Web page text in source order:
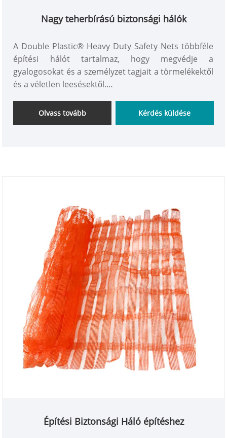
Nagy teherbírású biztonsági hálók
A Double Plastic® Heavy Duty Safety Nets többféle
építési hálót tartalmaz, hogy megvédje a
gyalogosokat és a személyzet tagjait a törmelékektől
és a véletlen leesésektől.
olyan egyedi biztonsági megoldásokra
specializálódott, amelyek megfelelnek a
Olvass tovább Kérdés küldése
Építési Biztonsági Háló építéshez